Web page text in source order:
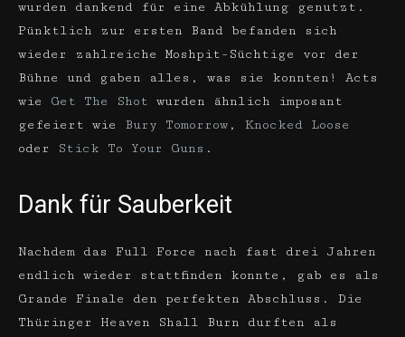
wurden dankend für eine Abkühlung genutzt.
Pünktlich zur ersten Band befanden sich
wieder zahlreiche Moshpit-Süchtige vor der
Bühne und gaben alles, was sie konnten! Acts
wie Get The Shot wurden ähnlich imposant
gefeiert wie Bury Tomorrow , Knocked Loose
oder
Stick To Your Guns .
Dank für Sauberkeit
Nachdem das Full Force nach fast drei Jahren
endlich wieder stattfinden konnte, gab es als
Grande Finale den perfekten Abschluss. Die
Thüringer Heaven Shall Burn durften als